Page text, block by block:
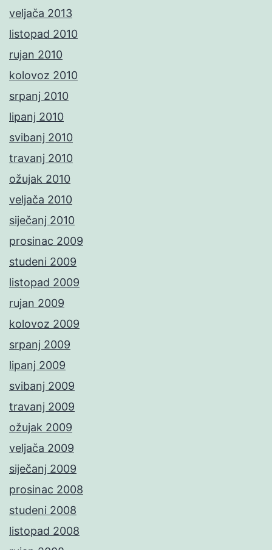
veljača 2013
listopad 2010
rujan 2010
kolovoz 2010
srpanj 2010
lipanj 2010
svibanj 2010
travanj 2010
ožujak 2010
veljača 2010
siječanj 2010
prosinac 2009
studeni 2009
listopad 2009
rujan 2009
kolovoz 2009
srpanj 2009
lipanj 2009
svibanj 2009
travanj 2009
ožujak 2009
veljača 2009
siječanj 2009
prosinac 2008
studeni 2008
listopad 2008